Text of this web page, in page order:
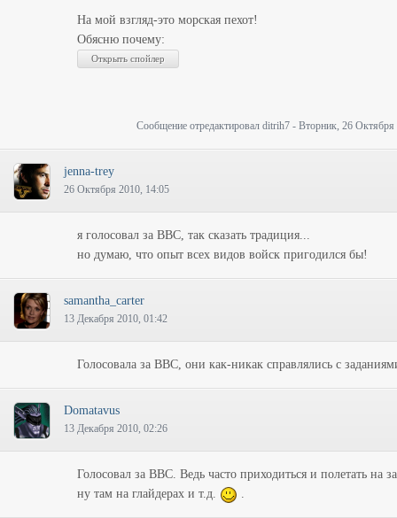
На мой взгляд-это морская пехот!
Обясню почему:
Сообщение отредактировал ditrih7 - Вторник, 26 Октября
jenna-trey
26 Октября 2010, 14:05
я голосовал за ВВС, так сказать традиция...
но думаю, что опыт всех видов войск пригодился бы!
samantha_carter
13 Декабря 2010, 01:42
Голосовала за ВВС, они как-никак справлялись с
Domatavus
13 Декабря 2010, 02:26
Голосовал за ВВС. Ведь часто приходиться и полетать на
ну там на глайдерах и т.д.
.